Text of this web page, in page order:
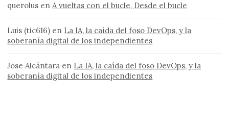
querolus en A vueltas con el bucle, Desde el bucle
Luis (tic616) en La IA, la caída del foso DevOps, y la
soberanía digital de los independientes
Jose Alcántara en La IA, la caída del foso DevOps, y la
soberanía digital de los independientes